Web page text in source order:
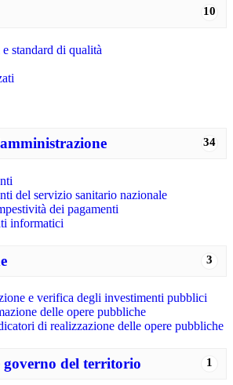
10
standard di qualità
34
del servizio sanitario nazionale
dei pagamenti
informatici
3
e verifica degli investimenti pubblici
delle opere pubbliche
di realizzazione delle opere pubbliche
1
governo del territorio